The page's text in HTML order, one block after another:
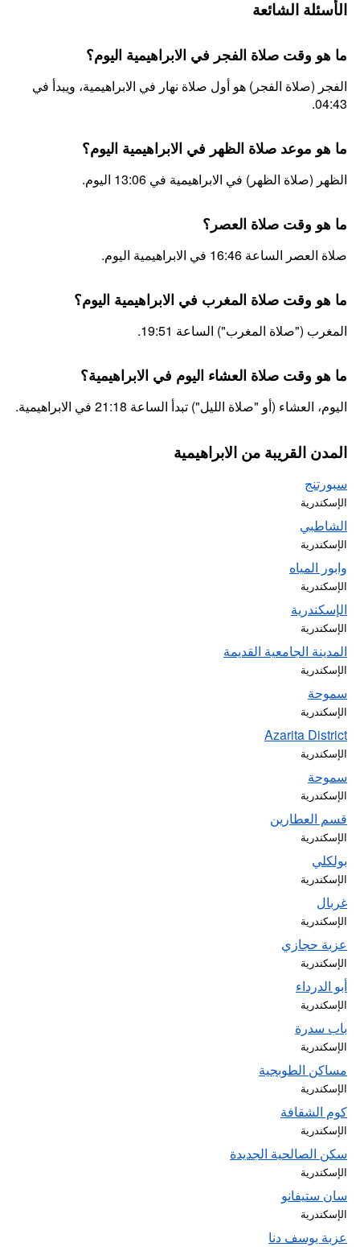
الأسئلة الشائعة
ما هو وقت صلاة الفجر في الابراهيمية اليوم؟
الفجر (صلاة الفجر) هو أول صلاة نهار في الابراهيمية، ويبدأ في
04:43.
ما هو موعد صلاة الظهر في الابراهيمية اليوم؟
الظهر (صلاة الظهر) في الابراهيمية في 13:06 اليوم.
ما هو وقت صلاة العصر؟
صلاة العصر الساعة 16:46 في الابراهيمية اليوم.
ما هو وقت صلاة المغرب في الابراهيمية اليوم؟
المغرب ("صلاة المغرب") الساعة 19:51.
ما هو وقت صلاة العشاء اليوم في الابراهيمية؟
اليوم، العشاء (أو "صلاة الليل") تبدأ الساعة 21:18 في الابراهيمية.
المدن القريبة من الابراهيمية
سبورتنج
الإسكندرية
الشاطبي
الإسكندرية
وابور المياه
الإسكندرية
الإسكندرية
الإسكندرية
المدينة الجامعية القديمة
الإسكندرية
سموحة
الإسكندرية
Azarita District
الإسكندرية
سموحة
الإسكندرية
قسم العطارين
الإسكندرية
بولكلي
الإسكندرية
غربال
الإسكندرية
عزبة حجازي
الإسكندرية
أبو الدرداء
الإسكندرية
باب سدرة
الإسكندرية
مساكن الطوبجية
الإسكندرية
كوم الشقافة
الإسكندرية
سكن الصالحية الجديدة
الإسكندرية
سان ستيفانو
الإسكندرية
عزبة يوسف دنا